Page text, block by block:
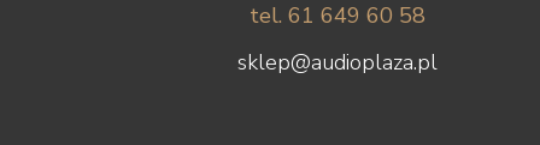
tel. 61 649 60 58
sklep@audioplaza.pl